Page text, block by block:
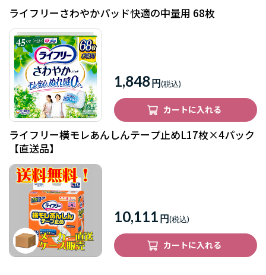
ライフリーさわやかパッド快適の中量用 68枚
1,848 円
カートに入れる
ライフリー横モレあんしんテープ止めL17枚×4パック
【直送品】
10,111 円
カートに入れる